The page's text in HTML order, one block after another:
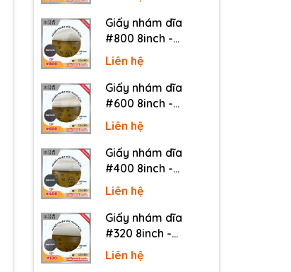
keo (PSA)
Giấy nhám dĩa
#800 8inch -
Sankyo (Nhật) - Có
keo (PSA)
Liên hệ
Giấy nhám dĩa
#600 8inch -
Sankyo (Nhật) - Có
keo (PSA)
Liên hệ
Giấy nhám dĩa
#400 8inch -
Sankyo (Nhật) - Có
keo (PSA)
Liên hệ
Giấy nhám dĩa
#320 8inch -
Sankyo (Nhật) - Có
keo (PSA)
Liên hệ